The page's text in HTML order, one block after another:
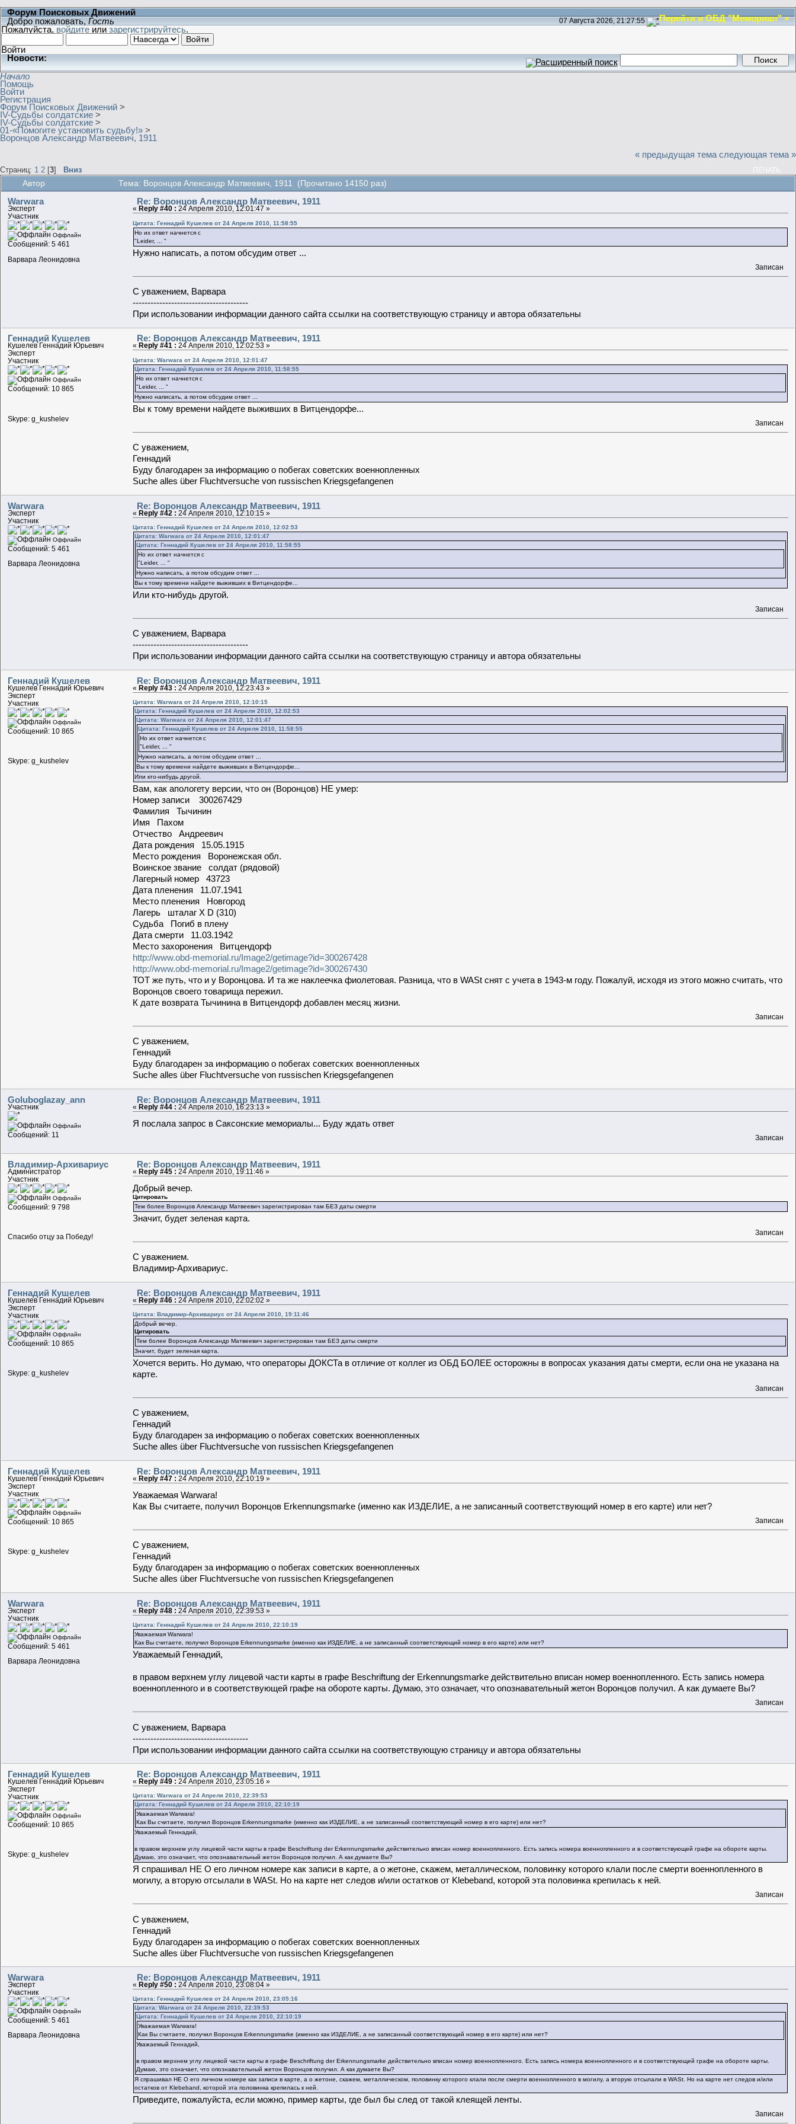
Перейти в ОБД "Мемориал" »
Форум Поисковых Движений
07 Августа 2026, 21:27:55
Добро пожаловать, Гость
Пожалуйста, войдите или зарегистрируйтесь.
Войти
Новости:
Начало
Помощь
Войти
Регистрация
Форум Поисковых Движений >
IV-Судьбы солдатские >
IV-Судьбы солдатские >
01-«Помогите установить судьбу!» >
Воронцов Александр Матвеевич, 1911
« предыдущая тема следующая тема »
Страниц: 1 2 [3] Вниз ПЕЧАТЬ
Автор Тема: Воронцов Александр Матвеевич, 1911 (Прочитано 14150 раз)
Warwara
Эксперт
Участник
Оффлайн
Сообщений: 5 461
Варвара Леонидовна
Re: Воронцов Александр Матвеевич, 1911
« Reply #40 : 24 Апреля 2010, 12:01:47 »
Цитата: Геннадий Кушелев от 24 Апреля 2010, 11:58:55
Но их ответ начнется с
"Leider, ... "
Нужно написать, а потом обсудим ответ ...
Записан
С уважением, Варвара
---------------------------------------
При использовании информации данного сайта ссылки на соответствующую страницу и автора обязательны
Геннадий Кушелев
Кушелев Геннадий Юрьевич
Эксперт
Участник
Оффлайн
Сообщений: 10 865
Skype: g_kushelev
Re: Воронцов Александр Матвеевич, 1911
« Reply #41 : 24 Апреля 2010, 12:02:53 »
Цитата: Warwara от 24 Апреля 2010, 12:01:47
Цитата: Геннадий Кушелев от 24 Апреля 2010, 11:58:55
Но их ответ начнется с
"Leider, ... "
Нужно написать, а потом обсудим ответ ...
Вы к тому времени найдете выживших в Витцендорфе...
Записан
С уважением,
Геннадий
Буду благодарен за информацию о побегах советских военнопленных
Suche alles über Fluchtversuche von russischen Kriegsgefangenen
Warwara
Эксперт
Участник
Оффлайн
Сообщений: 5 461
Варвара Леонидовна
Re: Воронцов Александр Матвеевич, 1911
« Reply #42 : 24 Апреля 2010, 12:10:15 »
Цитата: Геннадий Кушелев от 24 Апреля 2010, 12:02:53
Цитата: Warwara от 24 Апреля 2010, 12:01:47
Цитата: Геннадий Кушелев от 24 Апреля 2010, 11:58:55
Но их ответ начнется с
"Leider, ... "
Нужно написать, а потом обсудим ответ ...
Вы к тому времени найдете выживших в Витцендорфе...
Или кто-нибудь другой.
Записан
С уважением, Варвара
---------------------------------------
При использовании информации данного сайта ссылки на соответствующую страницу и автора обязательны
Геннадий Кушелев
Кушелев Геннадий Юрьевич
Эксперт
Участник
Оффлайн
Сообщений: 10 865
Skype: g_kushelev
Re: Воронцов Александр Матвеевич, 1911
« Reply #43 : 24 Апреля 2010, 12:23:43 »
Цитата: Warwara от 24 Апреля 2010, 12:10:15
Цитата: Геннадий Кушелев от 24 Апреля 2010, 12:02:53
Цитата: Warwara от 24 Апреля 2010, 12:01:47
Цитата: Геннадий Кушелев от 24 Апреля 2010, 11:58:55
Но их ответ начнется с
"Leider, ... "
Нужно написать, а потом обсудим ответ ...
Вы к тому времени найдете выживших в Витцендорфе...
Или кто-нибудь другой.
Вам, как апологету версии, что он (Воронцов) НЕ умер:
Номер записи 300267429
Фамилия Тычинин
Имя Пахом
Отчество Андреевич
Дата рождения 15.05.1915
Место рождения Воронежская обл.
Воинское звание солдат (рядовой)
Лагерный номер 43723
Дата пленения 11.07.1941
Место пленения Новгород
Лагерь шталаг X D (310)
Судьба Погиб в плену
Дата смерти 11.03.1942
Место захоронения Витцендорф
http://www.obd-memorial.ru/Image2/getimage?id=300267428
http://www.obd-memorial.ru/Image2/getimage?id=300267430
ТОТ же путь, что и у Воронцова. И та же наклеечка фиолетовая. Разница, что в WASt снят с учета в 1943-м году. Пожалуй, исходя из этого можно считать, что
Воронцов своего товарища пережил.
К дате возврата Тычинина в Витцендорф добавлен месяц жизни.
Записан
С уважением,
Геннадий
Буду благодарен за информацию о побегах советских военнопленных
Suche alles über Fluchtversuche von russischen Kriegsgefangenen
Goluboglazay_ann
Участник
Оффлайн
Сообщений: 11
Re: Воронцов Александр Матвеевич, 1911
« Reply #44 : 24 Апреля 2010, 16:23:13 »
Я послала запрос в Саксонские мемориалы... Буду ждать ответ
Записан
Владимир-Архивариус
Администратор
Участник
Оффлайн
Сообщений: 9 798
Спасибо отцу за Победу!
Re: Воронцов Александр Матвеевич, 1911
« Reply #45 : 24 Апреля 2010, 19:11:46 »
Добрый вечер.
Цитировать
Тем более Воронцов Александр Матвеевич зарегистрирован там БЕЗ даты смерти
Значит, будет зеленая карта.
Записан
С уважением.
Владимир-Архивариус.
Геннадий Кушелев
Кушелев Геннадий Юрьевич
Эксперт
Участник
Оффлайн
Сообщений: 10 865
Skype: g_kushelev
Re: Воронцов Александр Матвеевич, 1911
« Reply #46 : 24 Апреля 2010, 22:02:02 »
Цитата: Владимир-Архивариус от 24 Апреля 2010, 19:11:46
Добрый вечер.
Цитировать
Тем более Воронцов Александр Матвеевич зарегистрирован там БЕЗ даты смерти
Значит, будет зеленая карта.
Хочется верить. Но думаю, что операторы ДОКСТа в отличие от коллег из ОБД БОЛЕЕ осторожны в вопросах указания даты смерти, если она не указана на
карте.
Записан
С уважением,
Геннадий
Буду благодарен за информацию о побегах советских военнопленных
Suche alles über Fluchtversuche von russischen Kriegsgefangenen
Геннадий Кушелев
Кушелев Геннадий Юрьевич
Эксперт
Участник
Оффлайн
Сообщений: 10 865
Skype: g_kushelev
Re: Воронцов Александр Матвеевич, 1911
« Reply #47 : 24 Апреля 2010, 22:10:19 »
Уважаемая Warwara!
Как Вы считаете, получил Воронцов Erkennungsmarke (именно как ИЗДЕЛИЕ, а не записанный соответствующий номер в его карте) или нет?
Записан
С уважением,
Геннадий
Буду благодарен за информацию о побегах советских военнопленных
Suche alles über Fluchtversuche von russischen Kriegsgefangenen
Warwara
Эксперт
Участник
Оффлайн
Сообщений: 5 461
Варвара Леонидовна
Re: Воронцов Александр Матвеевич, 1911
« Reply #48 : 24 Апреля 2010, 22:39:53 »
Цитата: Геннадий Кушелев от 24 Апреля 2010, 22:10:19
Уважаемая Warwara!
Как Вы считаете, получил Воронцов Erkennungsmarke (именно как ИЗДЕЛИЕ, а не записанный соответствующий номер в его карте) или нет?
Уважаемый Геннадий,
в правом верхнем углу лицевой части карты в графе Beschriftung der Erkennungsmarke действительно вписан номер военнопленного. Есть запись номера
военнопленного и в соответствующей графе на обороте карты. Думаю, это означает, что опознавательный жетон Воронцов получил. А как думаете Вы?
Записан
С уважением, Варвара
---------------------------------------
При использовании информации данного сайта ссылки на соответствующую страницу и автора обязательны
Геннадий Кушелев
Кушелев Геннадий Юрьевич
Эксперт
Участник
Оффлайн
Сообщений: 10 865
Skype: g_kushelev
Re: Воронцов Александр Матвеевич, 1911
« Reply #49 : 24 Апреля 2010, 23:05:16 »
Цитата: Warwara от 24 Апреля 2010, 22:39:53
Цитата: Геннадий Кушелев от 24 Апреля 2010, 22:10:19
Уважаемая Warwara!
Как Вы считаете, получил Воронцов Erkennungsmarke (именно как ИЗДЕЛИЕ, а не записанный соответствующий номер в его карте) или нет?
Уважаемый Геннадий,
в правом верхнем углу лицевой части карты в графе Beschriftung der Erkennungsmarke действительно вписан номер военнопленного. Есть запись номера военнопленного и в соответствующей графе на обороте карты.
Думаю, это означает, что опознавательный жетон Воронцов получил. А как думаете Вы?
Я спрашивал НЕ О его личном номере как записи в карте, а о жетоне, скажем, металлическом, половинку которого клали после смерти военнопленного в
могилу, а вторую отсылали в WASt. Но на карте нет следов и/или остатков от Klebeband, которой эта половинка крепилась к ней.
Записан
С уважением,
Геннадий
Буду благодарен за информацию о побегах советских военнопленных
Suche alles über Fluchtversuche von russischen Kriegsgefangenen
Warwara
Эксперт
Участник
Оффлайн
Сообщений: 5 461
Варвара Леонидовна
Re: Воронцов Александр Матвеевич, 1911
« Reply #50 : 24 Апреля 2010, 23:08:04 »
Цитата: Геннадий Кушелев от 24 Апреля 2010, 23:05:16
Цитата: Warwara от 24 Апреля 2010, 22:39:53
Цитата: Геннадий Кушелев от 24 Апреля 2010, 22:10:19
Уважаемая Warwara!
Как Вы считаете, получил Воронцов Erkennungsmarke (именно как ИЗДЕЛИЕ, а не записанный соответствующий номер в его карте) или нет?
Уважаемый Геннадий,
в правом верхнем углу лицевой части карты в графе Beschriftung der Erkennungsmarke действительно вписан номер военнопленного. Есть запись номера военнопленного и в соответствующей графе на обороте карты.
Думаю, это означает, что опознавательный жетон Воронцов получил. А как думаете Вы?
Я спрашивал НЕ О его личном номере как записи в карте, а о жетоне, скажем, металлическом, половинку которого клали после смерти военнопленного в могилу, а вторую отсылали в WASt. Но на карте нет следов и/или
остатков от Klebeband, которой эта половинка крепилась к ней.
Приведите, пожалуйста, если можно, пример карты, где был бы след от такой клеящей ленты.
Записан